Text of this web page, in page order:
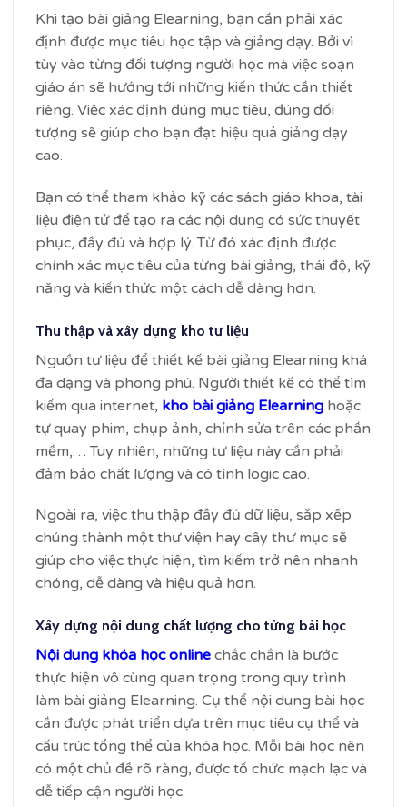
Khi tạo bài giảng Elearning, bạn cần phải xác
định được mục tiêu học tập và giảng dạy. Bởi vì
tùy vào từng đối tượng người học mà việc soạn
giáo án sẽ hướng tới những kiến thức cần thiết
riêng. Việc xác định đúng mục tiêu, đúng đối
tượng sẽ giúp cho bạn đạt hiệu quả giảng dạy
cao.
Bạn có thể tham khảo kỹ các sách giáo khoa, tài
liệu điện tử để tạo ra các nội dung có sức thuyết
phục, đầy đủ và hợp lý. Từ đó xác định được
chính xác mục tiêu của từng bài giảng, thái độ, kỹ
năng và kiến thức một cách dễ dàng hơn.
Thu thập và xây dựng kho tư liệu
Nguồn tư liệu để thiết kế bài giảng Elearning khá
đa dạng và phong phú. Người thiết kế có thể tìm
kiếm qua internet, kho bài giảng Elearning hoặc
tự quay phim, chụp ảnh, chỉnh sửa trên các phần
mềm,… Tuy nhiên, những tư liệu này cần phải
đảm bảo chất lượng và có tính logic cao.
Ngoài ra, việc thu thập đầy đủ dữ liệu, sắp xếp
chúng thành một thư viện hay cây thư mục sẽ
giúp cho việc thực hiện, tìm kiếm trở nên nhanh
chóng, dễ dàng và hiệu quả hơn.
Xây dựng nội dung chất lượng cho từng bài học
Nội dung khóa học online chắc chắn là bước
thực hiện vô cùng quan trọng trong quy trình
làm bài giảng Elearning. Cụ thể nội dung bài học
cần được phát triển dựa trên mục tiêu cụ thể và
cấu trúc tổng thể của khóa học. Mỗi bài học nên
có một chủ đề rõ ràng, được tổ chức mạch lạc và
dễ tiếp cận người học.